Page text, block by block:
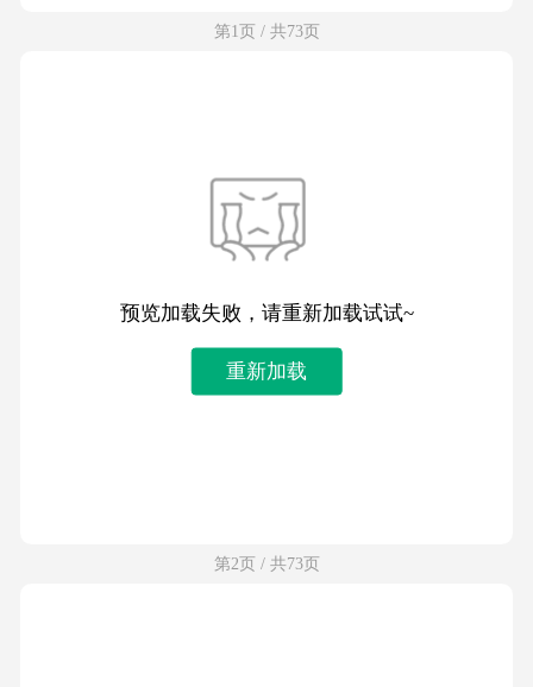
第1页 / 共73页
预览加载失败，请重新加载试试~
重新加载
第2页 / 共73页